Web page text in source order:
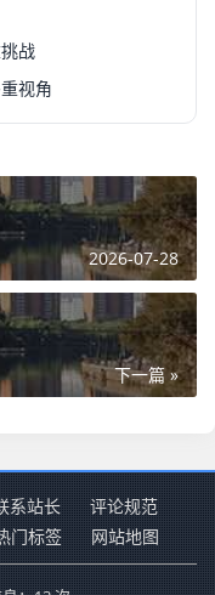
战
视角
2026-07-28
下一篇 »
系站长
评论规范
门标签 网站地图